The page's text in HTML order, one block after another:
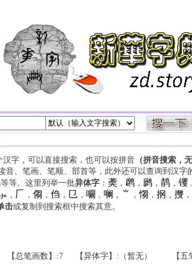
汉字，可以直接搜索，也可以按拼音（拼音搜索，
音、笔画、笔顺、部首等，此外还可以查询到汉
等。这里列举一批异体字： 䶮 ， 䴙， 䴘， 䴖， 䦆，
， 𠂆 ， 㑳 ， 㑇 ， 㔾 ， 㘚 ， 㘎 ， ⺌ ， 㥮 ， 㧏 ， 㩳，
击或复制到搜索框中搜索其意。
【总笔画数】:7 【异体字】:（暂无） 【